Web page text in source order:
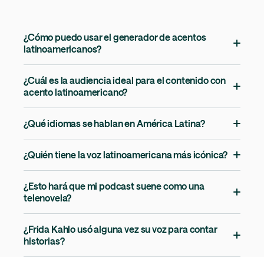
¿Cómo puedo usar el generador de acentos
latinoamericanos?
¿Cuál es la audiencia ideal para el contenido con
acento latinoamericano?
¿Qué idiomas se hablan en América Latina?
¿Quién tiene la voz latinoamericana más icónica?
¿Esto hará que mi podcast suene como una
telenovela?
¿Frida Kahlo usó alguna vez su voz para contar
historias?